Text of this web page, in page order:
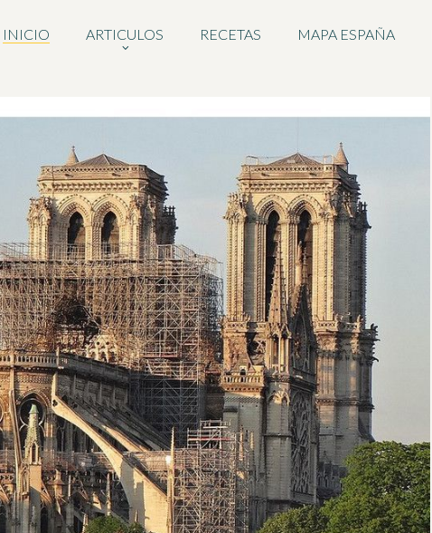
INICIO ARTICULOS RECETAS MAPA ESPAÑA